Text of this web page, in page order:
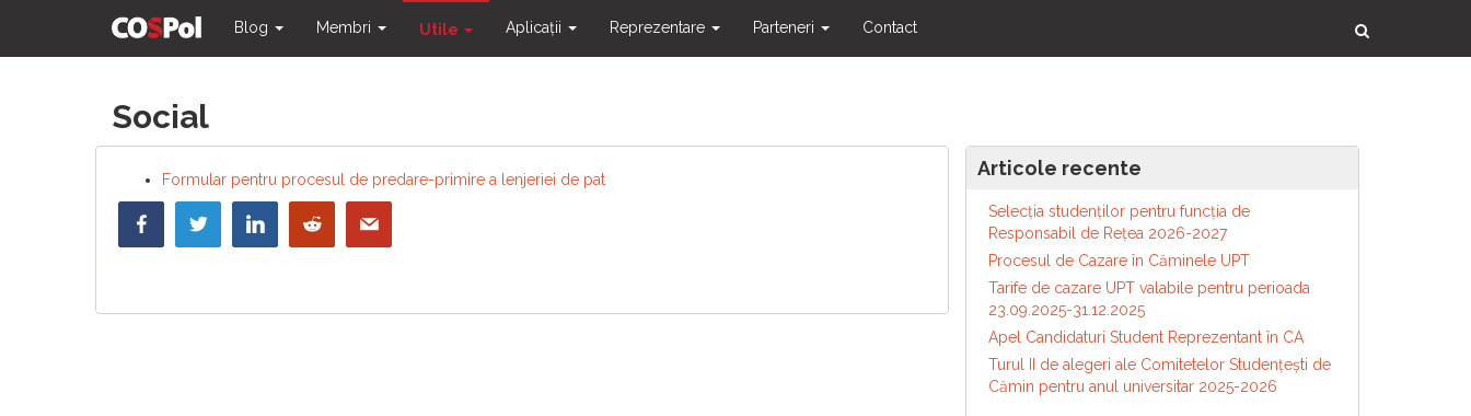
Blog Membri Utile Aplicații Reprezentare Parteneri Contact
Social
Formular pentru procesul de predare-primire a lenjeriei de pat Articole recente
Selecția studenților pentru funcția de
Responsabil de Reţea 2026-2027
Procesul de Cazare în Căminele UPT
Tarife de cazare UPT valabile pentru perioada
23.09.2025-31.12.2025
Apel Candidaturi Student Reprezentant în CA
Turul II de alegeri ale Comitetelor Studențești de
Cămin pentru anul universitar 2025-2026